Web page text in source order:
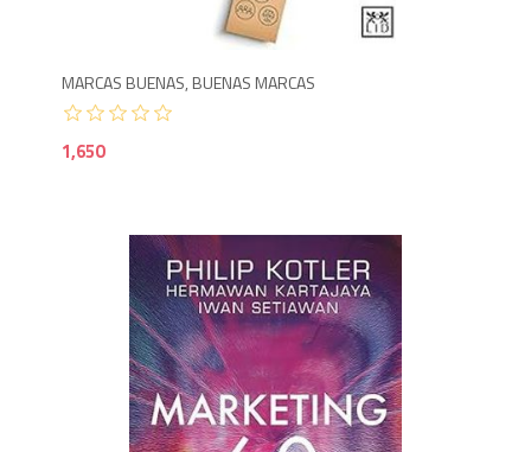
MARCAS BUENAS, BUENAS MARCAS
1,650